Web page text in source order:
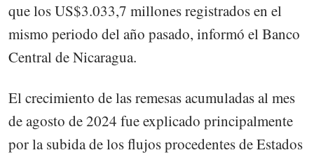
que los US$3.033,7 millones registrados en el
mismo periodo del año pasado, informó el Banco
Central de Nicaragua.
El crecimiento de las remesas acumuladas al mes
de agosto de 2024 fue explicado principalmente
por la subida de los flujos procedentes de Estados